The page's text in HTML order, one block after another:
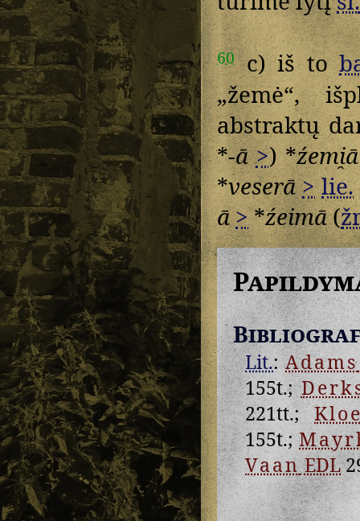
60c) iš to
„žemė“,
abstraktų
*-ā >) *źemi̯ā
*veserā > lie.
ā>*źeimā(
Lit.:Adams
155t.;
221tt.;
155t.;
VaanEDL